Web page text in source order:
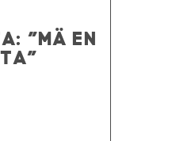
”MÄ EN